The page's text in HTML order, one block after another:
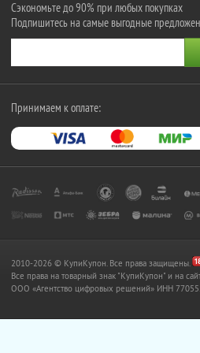
Сэкономьте до 90% при любых покупках
Подпишитесь на самые выгодные
Принимаем к оплате:
2010-2026 © КупиКупон. Все права защищены.
Все права на товарный знак "КупиКупон" и на
OOO «Агентство цифровых решений» ИНН